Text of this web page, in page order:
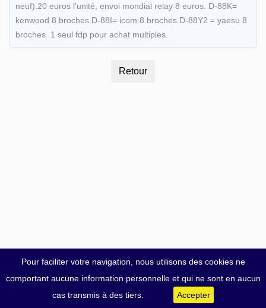
Pour faciliter votre navigation, nous utilisons des cookies ne
comportant aucune information personnelle et qui ne sont en aucun
cas transmis à des tiers.
Accepter
neuf).20 euros l'unité, envoi mondial relay 8 euros. D-88K=
kenwood 8 broches.D-88I= icom 8 broches.D-88Y2 = yaesu 8
broches. 1 seul fdp pour achat multiples.